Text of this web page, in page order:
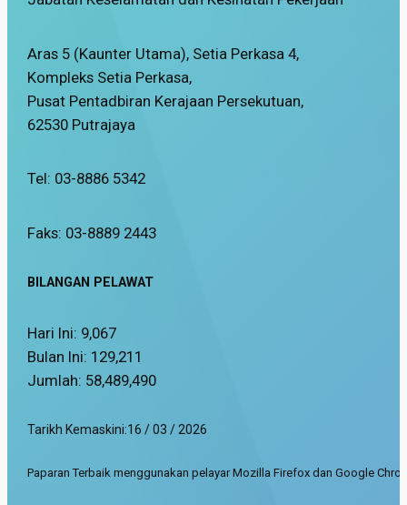
Aras 5 (Kaunter Utama), Setia Perkasa 4,
Kompleks Setia Perkasa,
Pusat Pentadbiran Kerajaan Persekutuan,
62530 Putrajaya
Tel: 03-8886 5342
Faks: 03-8889 2443
BILANGAN PELAWAT
Hari Ini: 9,067
Bulan Ini: 129,211
Jumlah: 58,489,490
Tarikh Kemaskini:16 / 03 / 2026
Paparan Terbaik menggunakan pelayar Mozilla Firefox dan Google